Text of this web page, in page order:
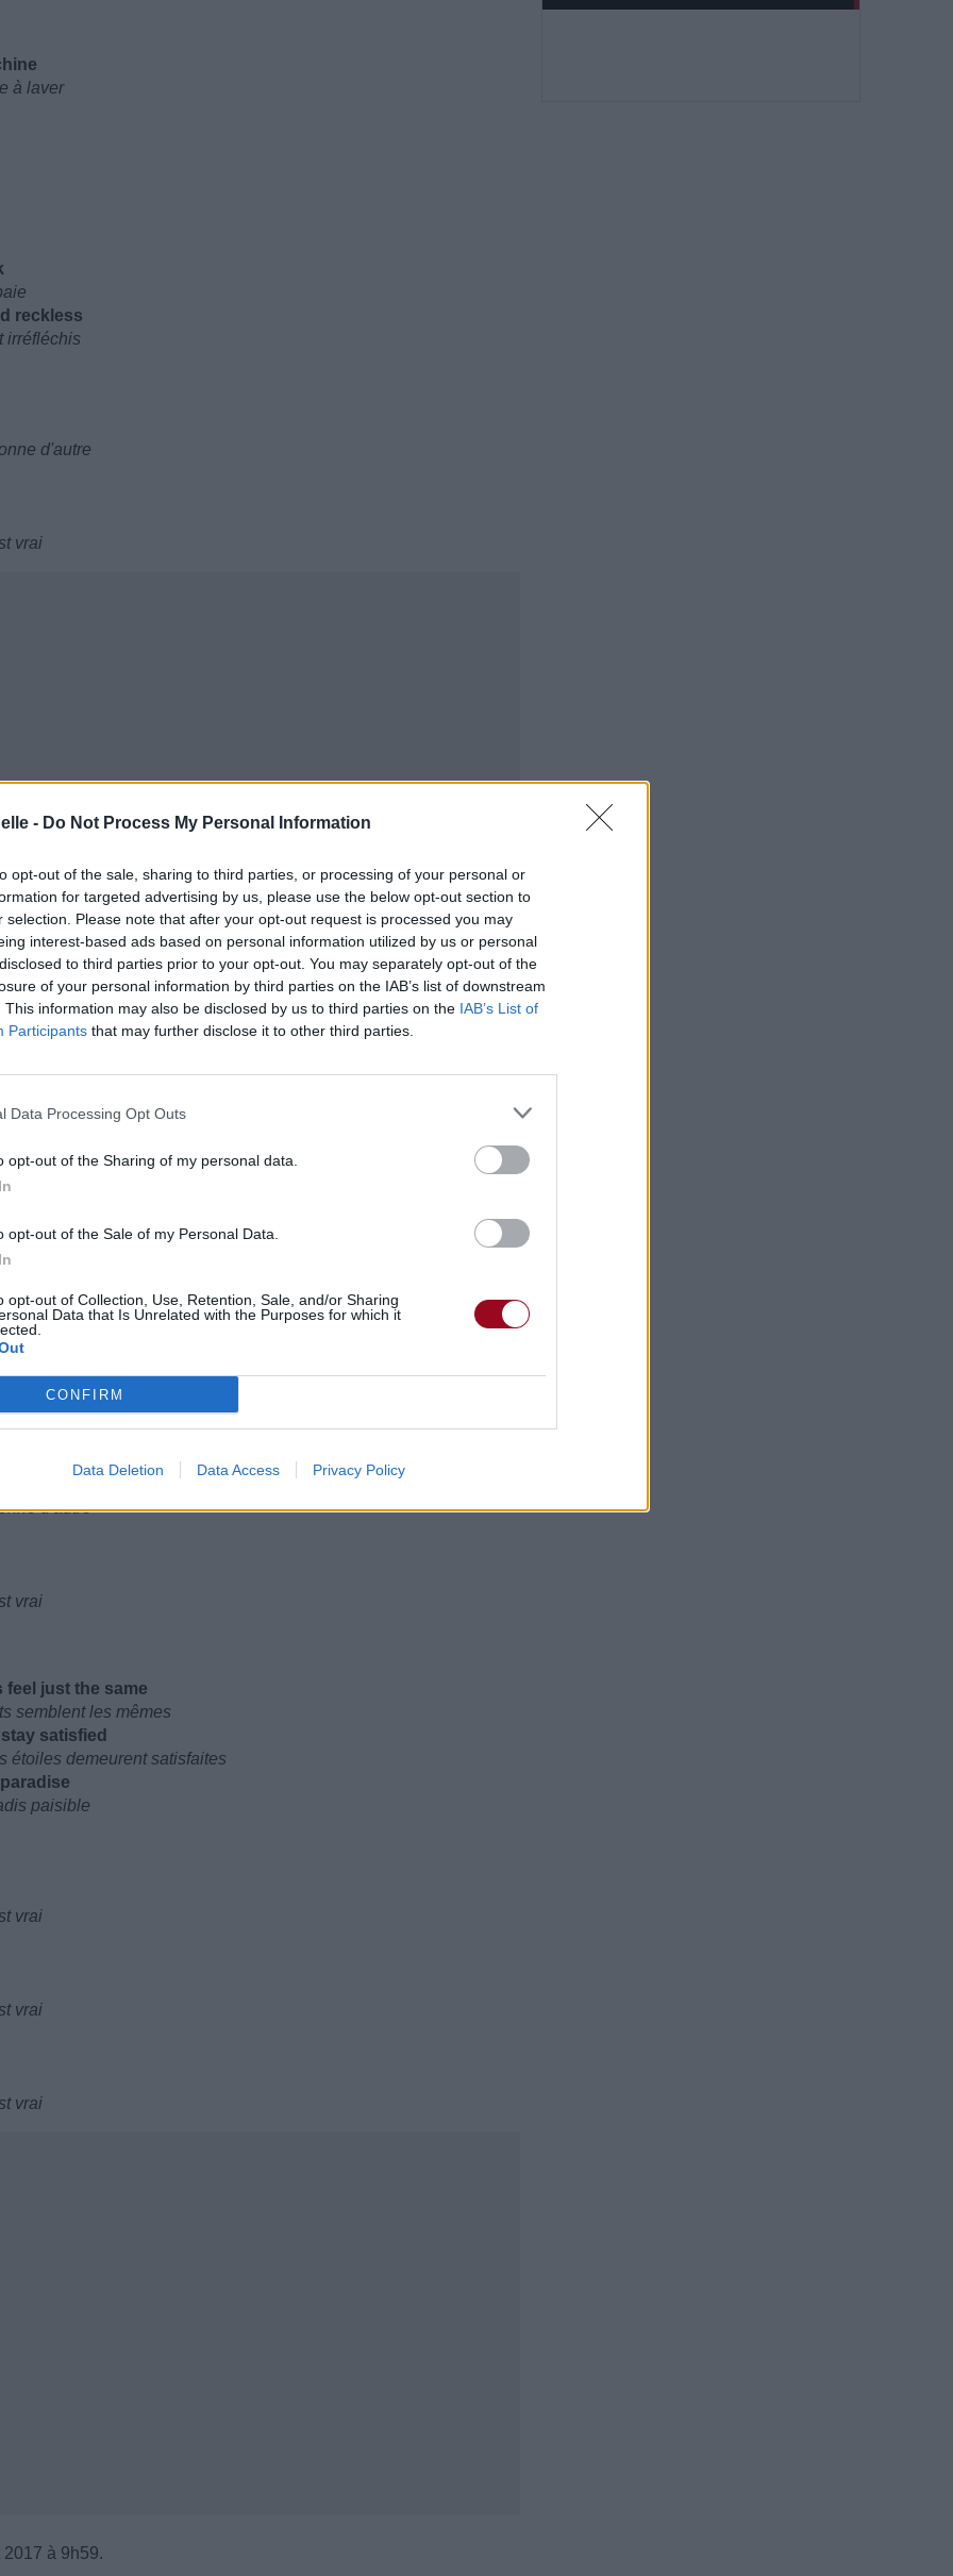
- Do Not Process My Personal Information
opt-out of the sale, sharing to third parties, or processing of your personal or
for targeted advertising by us, please use the below opt-out section to
selection. Please note that after your opt-out request is processed you may
interest-based ads based on personal information utilized by us or personal
to third parties prior to your opt-out. You may separately opt-out of the
of your personal information by third parties on the IAB’s list of downstream
This information may also be disclosed by us to third parties on the IAB’s List of
Participants that may further disclose it to other third parties.
Data Processing Opt Outs
opt-out of the Sharing of my personal data.
opt-out of the Sale of my Personal Data.
opt-out of Collection, Use, Retention, Sale, and/or Sharing
Data that Is Unrelated with the Purposes for which it
CONFIRM
Data Deletion Data Access Privacy Policy
à laver
reckless
irréfléchis
d'autre
vrai
sois tout seul
before
là avant
more
j'en veux davantage
do
sortir
d'autre
vrai
just the same
semblent les mêmes
satisfied
étoiles demeurent satisfaites
paisible
vrai
vrai
vrai
2017 à 9h59.